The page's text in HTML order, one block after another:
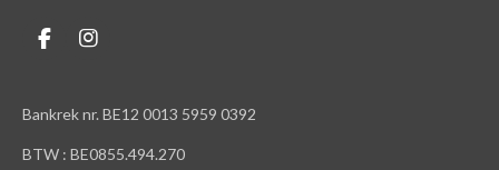
F
e
b
o
I
a
g
Bankrek nr. BE12 0013 5959 0392
BTW : BE0855.494.270